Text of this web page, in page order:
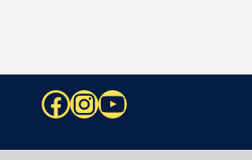
Facebook
Instagram
YouTube